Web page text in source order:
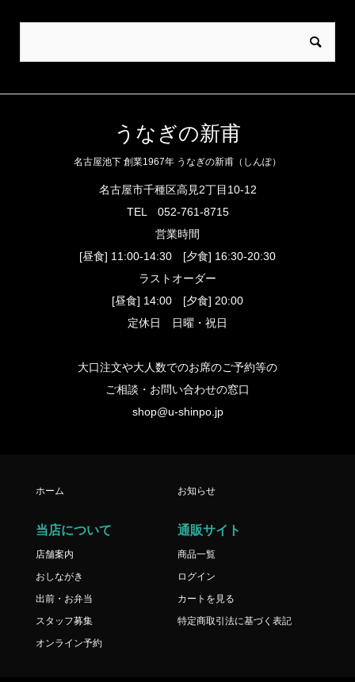
うなぎの新甫
名古屋池下 創業1967年 うなぎの新甫（しんぽ）
名古屋市千種区高見2丁目10-12
TEL 052-761-8715
営業時間
[昼食] 11:00-14:30 [夕食] 16:30-20:30
ラストオーダー
[昼食] 14:00 [夕食] 20:00
定休日 日曜・祝日
大口注文や大人数でのお席のご予約等の
ご相談・お問い合わせの窓口
shop@u-shinpo.jp
ホーム お知らせ
当店について
店舗案内
おしながき
出前・お弁当
スタッフ募集
オンライン予約
通販サイト
商品一覧
ログイン
カートを見る
特定商取引法に基づく表記